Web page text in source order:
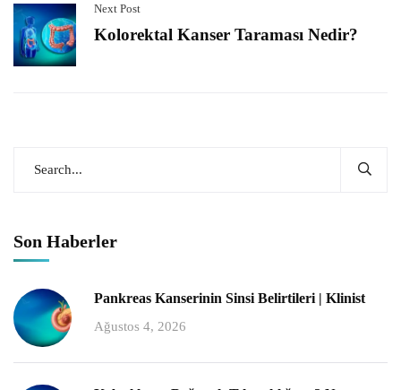
Next Post
Kolorektal Kanser Taraması Nedir?
Son Haberler
Pankreas Kanserinin Sinsi Belirtileri | Klinist
Ağustos 4, 2026